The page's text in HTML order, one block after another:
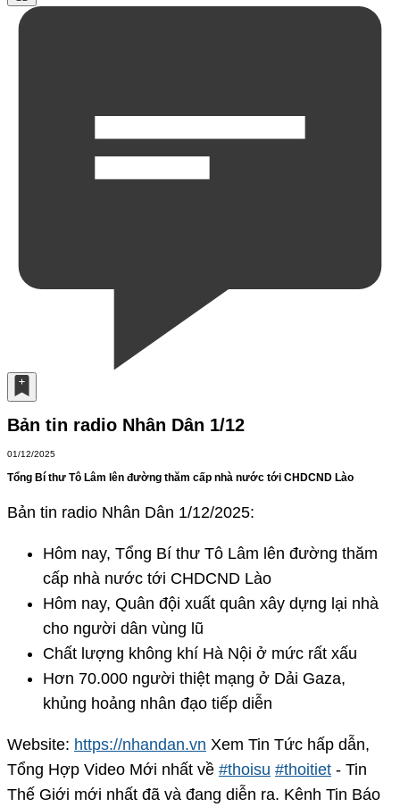
Bản tin radio Nhân Dân 1/12
01/12/2025
Tổng Bí thư Tô Lâm lên đường thăm cấp nhà nước tới CHDCND Lào
Bản tin radio Nhân Dân 1/12/2025:
Hôm nay, Tổng Bí thư Tô Lâm lên đường thăm
cấp nhà nước tới CHDCND Lào
Hôm nay, Quân đội xuất quân xây dựng lại nhà
cho người dân vùng lũ
Chất lượng không khí Hà Nội ở mức rất xấu
Hơn 70.000 người thiệt mạng ở Dải Gaza,
khủng hoảng nhân đạo tiếp diễn
Website: https://nhandan.vn Xem Tin Tức hấp dẫn,
Tổng Hợp Video Mới nhất về #thoisu #thoitiet - Tin
Thế Giới mới nhất đã và đang diễn ra. Kênh Tin Báo